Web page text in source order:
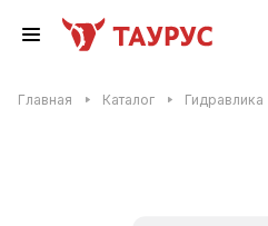
Главная Каталог Гидравлика